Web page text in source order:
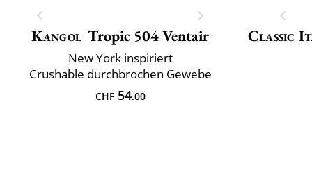
Kangol Tropic 504 Ventair
New York inspiriert
Crushable durchbrochen Gewebe
CHF54.00
Classic